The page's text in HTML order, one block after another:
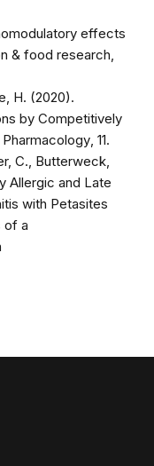
effects
& food research,
H. (2020).
by Competitively
, 11.
C., Butterweck,
Allergic and Late
with Petasites
of a